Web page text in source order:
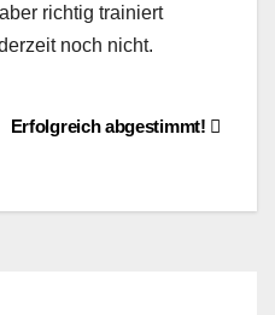
richtig trainiert
noch nicht.
Erfolgreich abgestimmt!